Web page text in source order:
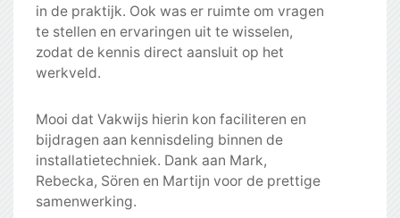
in de praktijk. Ook was er ruimte om vragen
te stellen en ervaringen uit te wisselen,
zodat de kennis direct aansluit op het
werkveld.
Mooi dat Vakwijs hierin kon faciliteren en
bijdragen aan kennisdeling binnen de
installatietechniek. Dank aan Mark,
Rebecka, Sören en Martijn voor de prettige
samenwerking.